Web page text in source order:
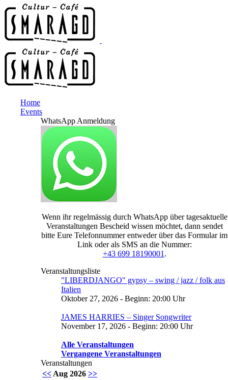
Home
Events
WhatsApp Anmeldung
Wenn ihr regelmässig durch WhatsApp über tagesaktuelle
Veranstaltungen Bescheid wissen möchtet, dann sendet
bitte Eure Telefonnummer entweder über das Formular im
Link oder als SMS an die Nummer:
+43 699 18190001 .
Veranstaltungsliste
"LIBERDJANGO" gypsy – swing / jazz / folk aus
Italien
Oktober 27, 2026 - Beginn: 20:00 Uhr
JAMES HARRIES – Singer Songwriter
November 17, 2026 - Beginn: 20:00 Uhr
Alle Veranstaltungen
Vergangene Veranstaltungen
Veranstaltungen
<< Aug 2026 >>